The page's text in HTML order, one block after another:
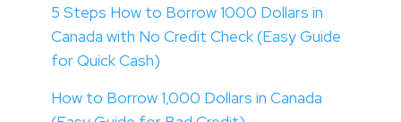
5 Steps How to Borrow 1000 Dollars in
Canada with No Credit Check (Easy Guide
for Quick Cash)
How to Borrow 1,000 Dollars in Canada